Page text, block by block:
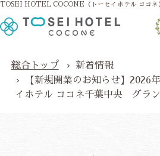
TOSEI HOTEL COCONE（トーセイホテル ココネ
総合トップ
新着情報
【新規開業のお知らせ】2026
イホテル ココネ千葉中央 グラ
採用情報